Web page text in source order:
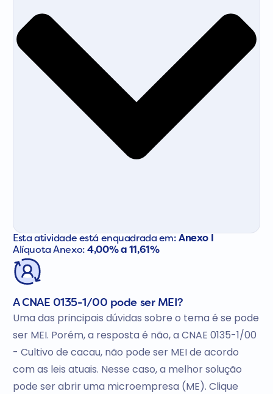
Esta atividade está enquadrada em:Anexo I
Alíquota Anexo:4,00% a 11,61%
A CNAE 0135-1/00 pode ser MEI?
Uma das principais dúvidas sobre o tema é se pode
ser MEI. Porém, a resposta é não, a CNAE 0135-1/00
- Cultivo de cacau, não pode ser MEI de acordo
com as leis atuais. Nesse caso, a melhor solução
pode ser abrir uma microempresa (ME). Clique